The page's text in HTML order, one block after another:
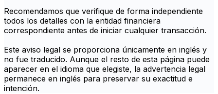
Recomendamos que verifique de forma independiente
todos los detalles con la entidad financiera
correspondiente antes de iniciar cualquier transacción.
Este aviso legal se proporciona únicamente en inglés y
no fue traducido. Aunque el resto de esta página puede
aparecer en el idioma que elegiste, la advertencia legal
permanece en inglés para preservar su exactitud e
intención.